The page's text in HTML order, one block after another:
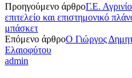
Προηγούμενο άρθροΓ.Ε.
επιτελείο και επιστημονικό
μπάσκετ
Επόμενο άρθροΟ Γιώργος
Ελαιοφύτου
admin